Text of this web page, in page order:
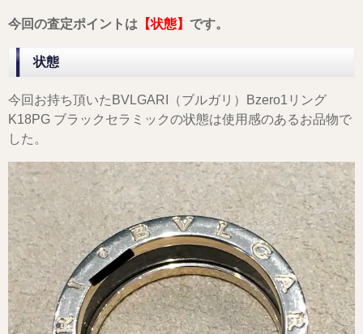
今回の査定ポイントは 【状態】 です。
状態
今回お持ち頂いたBVLGARI（ブルガリ）Bzero1リング
K18PG ブラックセラミックの状態は使用感のあるお品物で
した。